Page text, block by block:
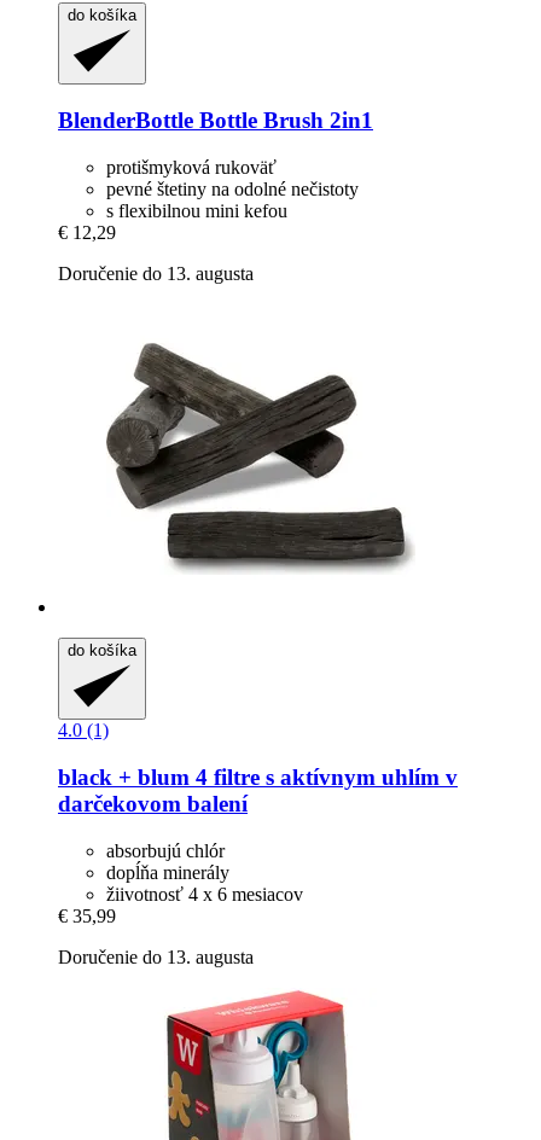
do košíka
BlenderBottle Bottle Brush 2in1
protišmyková rukoväť
pevné štetiny na odolné nečistoty
s flexibilnou mini kefou
€ 12,29
Doručenie do 13. augusta
do košíka
4.0 (1)
black + blum 4 filtre s aktívnym uhlím v
darčekovom balení
absorbujú chlór
dopĺňa minerály
žiivotnosť 4 x 6 mesiacov
€ 35,99
Doručenie do 13. augusta